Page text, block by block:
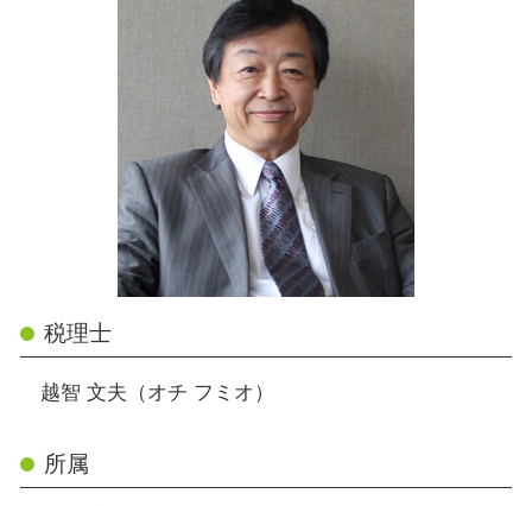
税理士
越智 文夫（オチ フミオ）
所属